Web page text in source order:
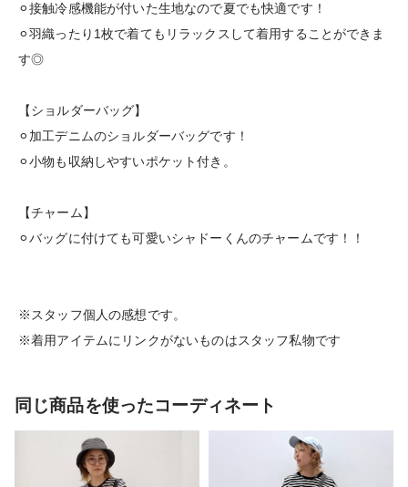
⚪︎接触冷感機能が付いた生地なので夏でも快適です！
⚪︎羽織ったり1枚で着てもリラックスして着用することができま
す◎
【ショルダーバッグ】
⚪︎加工デニムのショルダーバッグです！
⚪︎小物も収納しやすいポケット付き。
【チャーム】
⚪︎バッグに付けても可愛いシャドーくんのチャームです！！
※スタッフ個人の感想です。
※着用アイテムにリンクがないものはスタッフ私物です
同じ商品を使ったコーディネート